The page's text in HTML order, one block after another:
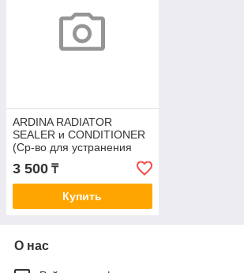
ARDINA RADIATOR
SEALER и CONDITIONER
(Ср-во для устранения
охлаждения
двигателя)/250 ml
3 500 ₸
Купить
О нас